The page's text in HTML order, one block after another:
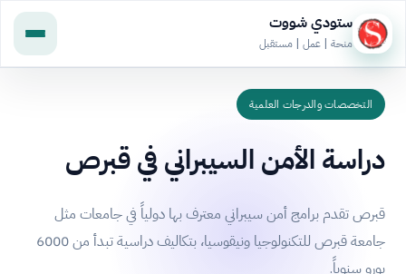
ستودي شووت
منحة | عمل | مستقبل
التخصصات والدرجات العلمية
دراسة الأمن السيبراني في قبرص
قبرص تقدم برامج أمن سيبراني معترف بها دولياً في جامعات مثل
جامعة قبرص للتكنولوجيا ونيقوسيا، بتكاليف دراسية تبدأ من 6000
يورو سنوياً.